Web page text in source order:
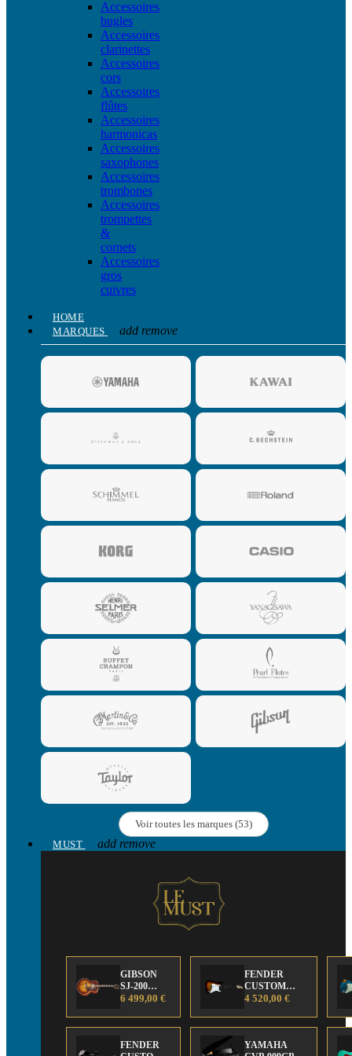
Accessoires
bugles
Accessoires
clarinettes
Accessoires
cors
Accessoires
flûtes
Accessoires
harmonicas
Accessoires
saxophones
Accessoires
trombones
Accessoires
trompettes
&
cornets
Accessoires
gros
cuivres
HOME
MARQUES
add remove
Voir toutes les marques (53)
MUST
add remove
GIBSON
SJ-200
Anniversary
Edition
6 499,00 €
FENDER
CUSTOM
SHOP Strat 63'
4 520,00 €
FENDER
YAMAHA